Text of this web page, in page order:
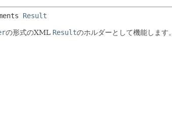
Result
の形式のXML Resultのホルダーとして機能します。